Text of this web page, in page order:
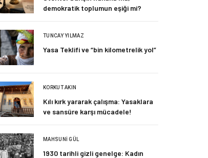
demokratik toplumun eşiği mi?
TUNCAY YILMAZ
Yasa Teklifi ve “bin kilometrelik yol”
KORKUT AKIN
Kılı kırk yararak çalışma: Yasaklara
ve sansüre karşı mücadele!
MAHSUNI GÜL
1930 tarihli gizli genelge: Kadın